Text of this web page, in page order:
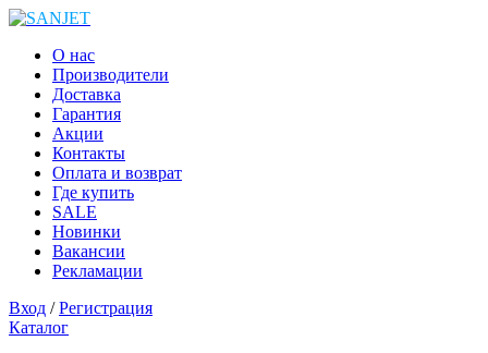
О нас
Производители
Доставка
Гарантия
Акции
Контакты
Оплата и возврат
Где купить
SALE
Новинки
Вакансии
Рекламации
Вход /Регистрация
Каталог